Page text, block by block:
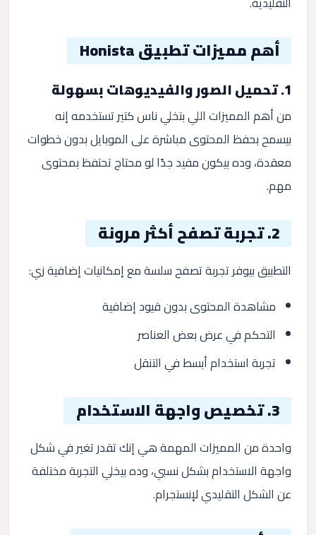
أهم مميزات تطبيق Honista
1. تحميل الصور والفيديوهات بسهولة
من أهم المميزات اللي بتخلي ناس كتير تستخدمه إنه
بيسمح بحفظ المحتوى مباشرة على الموبايل بدون خطوات
معقدة، وده بيكون مفيد جدًا لو محتاج تحتفظ بمحتوى
مهم.
2. تجربة تصفح أكثر مرونة
التطبيق بيوفر تجربة تصفح سلسة مع إمكانيات إضافية زي:
مشاهدة المحتوى بدون قيود إضافية
التحكم في عرض بعض العناصر
تجربة استخدام أبسط في التنقل
3. تخصيص واجهة الاستخدام
واحدة من المميزات المهمة هي إنك تقدر تغير في شكل
واجهة الاستخدام بشكل نسبي، وده بيخلي التجربة مختلفة
عن الشكل التقليدي لإنستجرام.